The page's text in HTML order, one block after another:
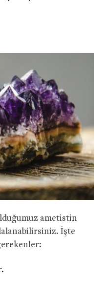
ametistin
İşte